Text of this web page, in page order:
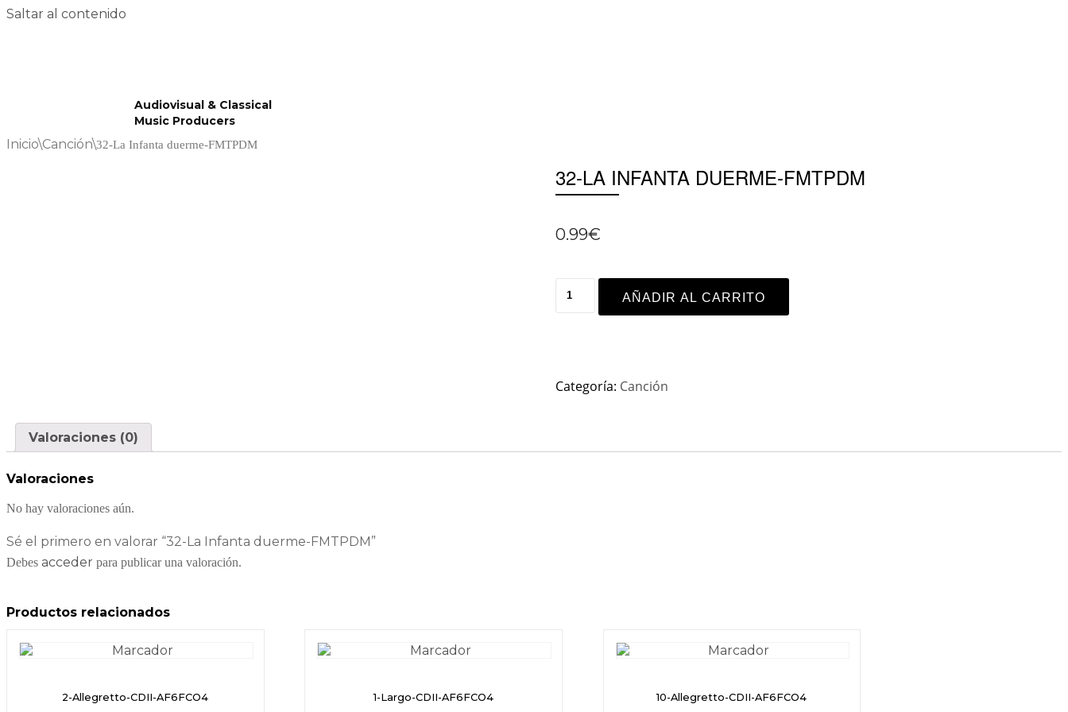
Saltar al contenido
Audiovisual & Classical
Music Producers
Inicio\Canción\32-La Infanta duerme-FMTPDM
32-LA INFANTA DUERME-FMTPDM
0.99€
AÑADIR AL CARRITO
Categoría: Canción
Valoraciones (0)
Valoraciones
No hay valoraciones aún.
Sé el primero en valorar “32-La Infanta duerme-FMTPDM”
Debes acceder para publicar una valoración.
Productos relacionados
2-Allegretto-CDII-AF6FCO4 1-Largo-CDII-AF6FCO4 10-Allegretto-CDII-AF6FCO4